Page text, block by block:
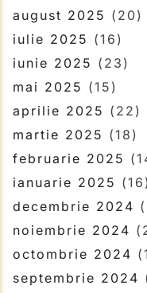
august 2025 (20)
iulie 2025 (16)
iunie 2025 (23)
mai 2025 (15)
aprilie 2025 (22)
martie 2025 (18)
februarie 2025
ianuarie 2025 (16)
decembrie 2024
noiembrie 2024
octombrie 2024
septembrie 2024